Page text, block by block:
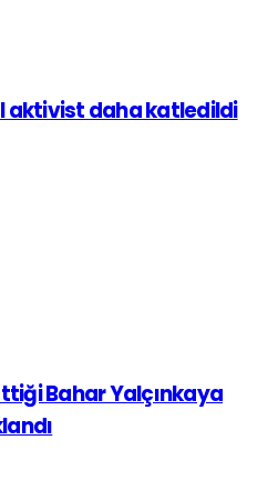
aktivist daha katledildi
Bahar Yalçınkaya